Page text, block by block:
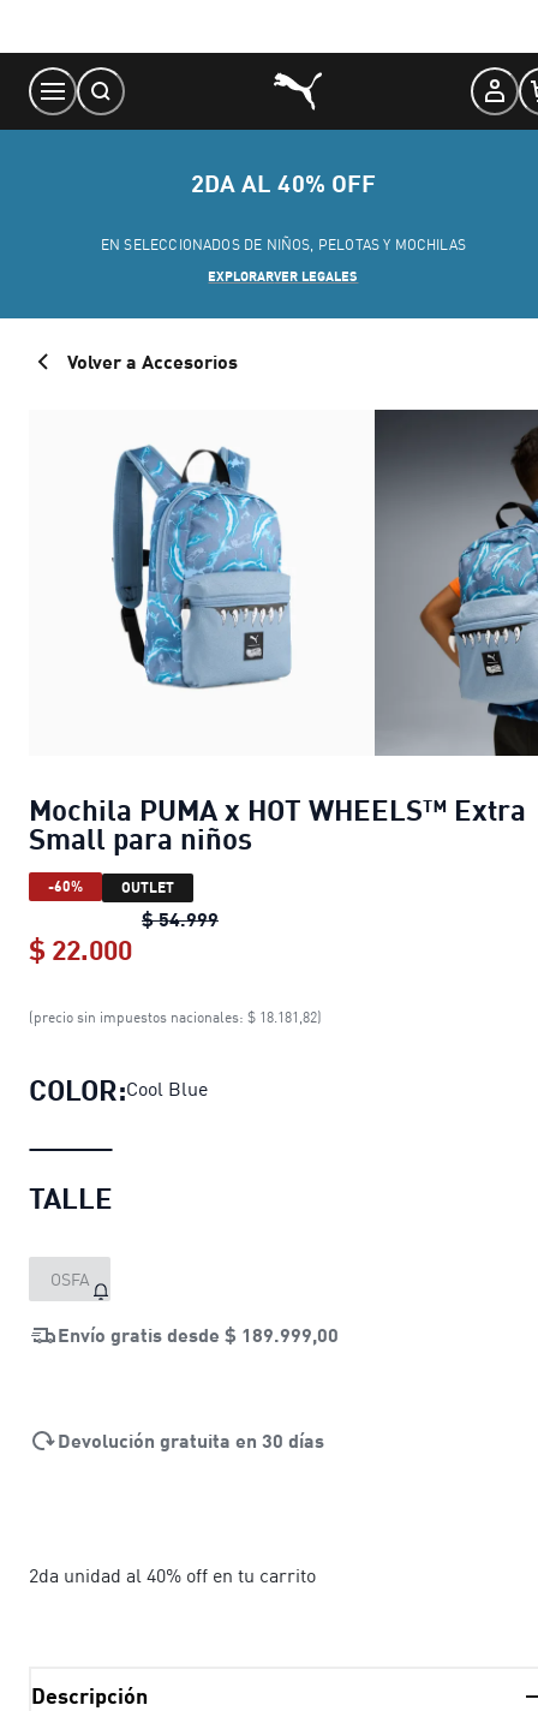
Content
2DA AL 40% OFF
EN SELECCIONADOS DE NIÑOS, PELOTAS Y MOCHILAS
EXPLORARVER LEGALES
Volver a Accesorios
Mochila PUMA x HOT WHEELS™ Extra
Small para niños
-60% OUTLET
$ 54.999Mochila PUMA x HOT WHEELS™
$ 22.000
Mochila PUMA x HOT WHEELS™
(precio sin impuestos nacionales: $ 18.181,82)
COLOR:Cool Blue
TALLE
OSFA
Envío gratis desde $ 189.999,00
Devolución gratuita en 30 días
2da unidad al 40% off en tu carrito
Descripción